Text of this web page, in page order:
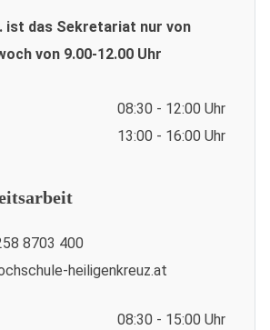
ist das Sekretariat nur von
von 9.00-12.00 Uhr
08:30 - 12:00 Uhr
13:00 - 16:00 Uhr
8703 400
heiligenkreuz.at
08:30 - 15:00 Uhr